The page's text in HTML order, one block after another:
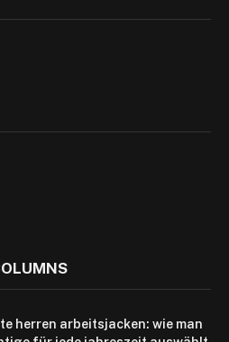
herren arbeitsjacken: wie man